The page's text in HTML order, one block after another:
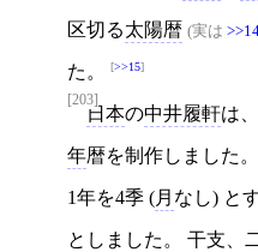
区切る太陽暦 (実は
た。 >>15
[203]
日本の中井履軒は、
年暦を制作しました。
1年を4季 (月 なし) と
としました。 干支、